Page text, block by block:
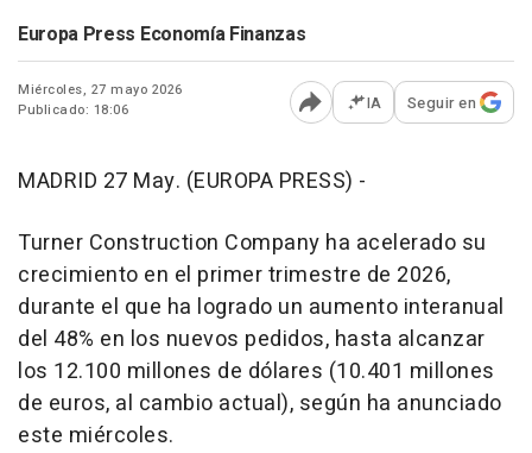
Europa Press Economía Finanzas
Miércoles, 27 mayo 2026
Publicado: 18:06
Abrir opciones para
IA Seguir en
MADRID 27 May. (EUROPA PRESS) -
Turner Construction Company ha acelerado su
crecimiento en el primer trimestre de 2026,
durante el que ha logrado un aumento interanual
del 48% en los nuevos pedidos, hasta alcanzar
los 12.100 millones de dólares (10.401 millones
de euros, al cambio actual), según ha anunciado
este miércoles.